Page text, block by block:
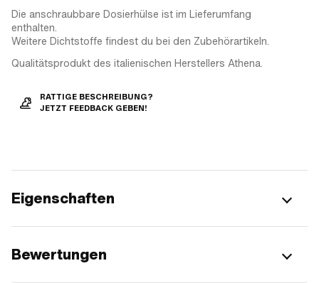
Die anschraubbare Dosierhülse ist im Lieferumfang
enthalten.
Weitere Dichtstoffe findest du bei den Zubehörartikeln.
Qualitätsprodukt des italienischen Herstellers Athena.
RATTIGE BESCHREIBUNG?
JETZT FEEDBACK GEBEN!
Eigenschaften
Bewertungen